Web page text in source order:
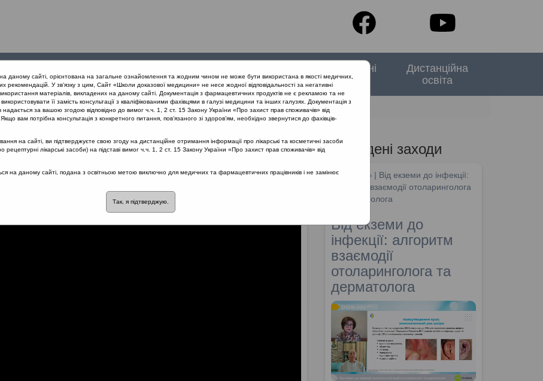
заходи
проекту
Спеціальні
випуски
Дистанційна
освіта
дихання Комплексні препарати при лікуванні кашлю
при лікуванні кашлю Проведені заходи
SHDM.info | Від екземи до інфекції:
алгоритм взаємодії отоларинголога
та дерматолога
Від екземи до
інфекції: алгоритм
взаємодії
отоларинголога та
дерматолога
на даному сайті, орієнтована на загальне ознайомлення та жодним чином не може бути використана в якості медичних,
рекомендацій. У зв’язку з цим, Сайт «Школи доказової медицини» не несе жодної відповідальності за негативні
матеріалів, викладених на даному сайті. Документація з фармацевтичних продуктів не є рекламою та не
її замість консультації з кваліфікованими фахівцями в галузі медицини та інших галузях. Документація з
за вашою згодою відповідно до вимог ч.ч. 1, 2 ст. 15 Закону України «Про захист прав споживачів» від
вам потрібна консультація з конкретного питання, пов’язаного зі здоров’ям, необхідно звернутися до фахівців-
на сайті, ви підтверджуєте свою згоду на дистанційне отримання інформації про лікарські та косметичні засоби
лікарські засоби) на підставі вимог ч.ч. 1, 2 ст. 15 Закону України «Про захист прав споживачів» від
на даному сайті, подана з освітньою метою виключно для медичних та фармацевтичних працівників і не замінює
Так, я підтверджую.